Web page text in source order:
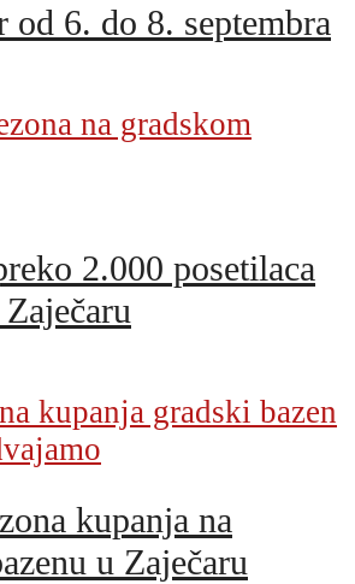
od 6. do 8. septembra
2.000 posetilaca
kupanja na
u Zaječaru